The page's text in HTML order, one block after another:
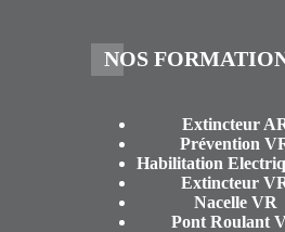
NOS
Extincteur
Prévention
Habilitation
Extincteur
Nacelle VR
Pont Roulant